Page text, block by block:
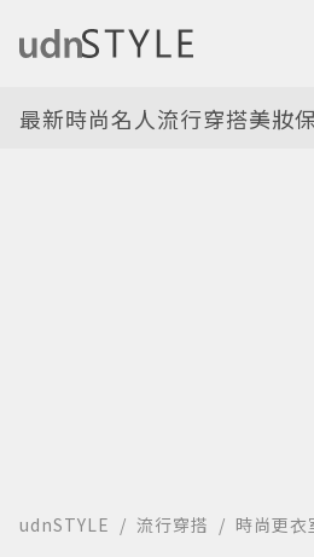
最新時尚名人流行穿搭美妝
udnSTYLE 流行穿搭 時尚更衣